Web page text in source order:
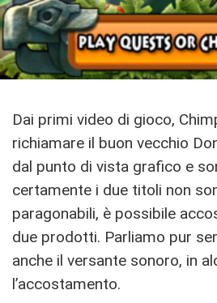
Dai primi video di gioco,
richiamare il buon vecchio
dal punto di vista grafico e
certamente i due titoli non
paragonabili, è possibile
due prodotti. Parliamo pur
anche il versante sonoro, in
l’accostamento.